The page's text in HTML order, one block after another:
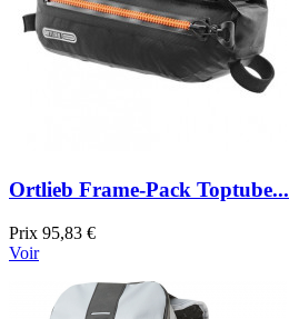
Ortlieb Frame-Pack Toptube...
Prix 95,83 €
Voir